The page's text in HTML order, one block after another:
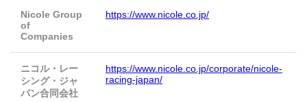
Nicole Group
of
Companies
https://www.nicole.co.jp/
ニコル・レー
シング・ジャ
パン合同会社
https://www.nicole.co.jp/corporate/nicole-
racing-japan/